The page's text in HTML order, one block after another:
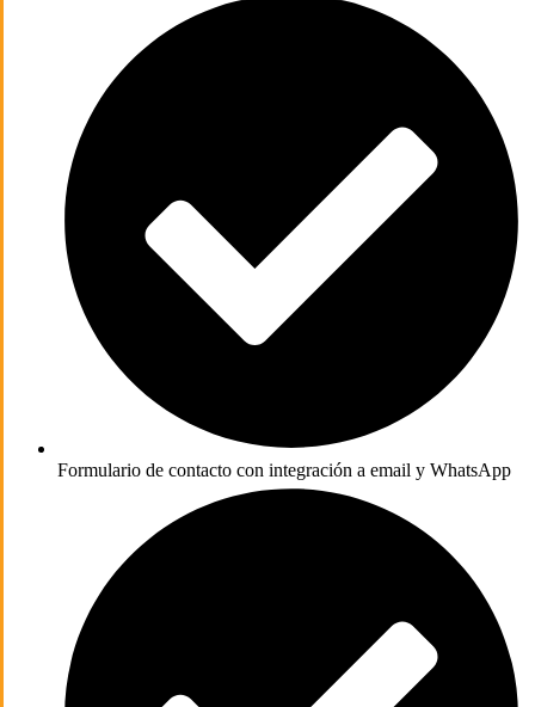
Formulario de contacto con integración a email y WhatsApp